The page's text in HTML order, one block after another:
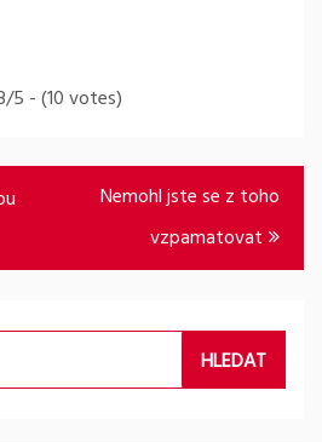
5 - (10 votes)
Nemohl jste se z toho
vzpamatovat